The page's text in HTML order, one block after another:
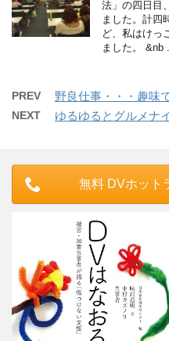
法」の四日目
ました。計四
ど、私はけっ
ました。 &nb
PREV 野良仕事・・・趣味
NEXT ゆるゆるとグルメナ
無料 DVホッ